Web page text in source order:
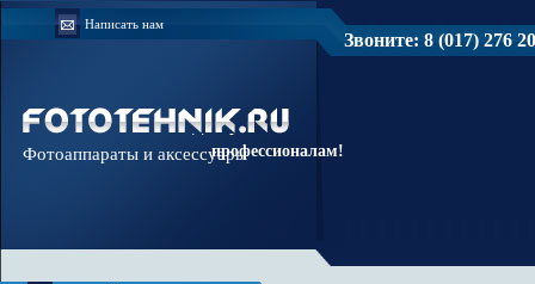
Написать нам
Звоните: 8 (017) 276
Доверяйте
профессионалам!
Фотоаппараты и аксессуары